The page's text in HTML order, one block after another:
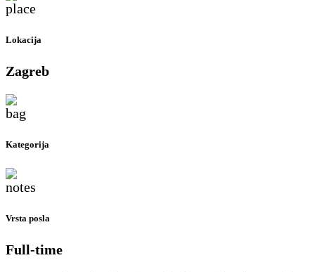
Lokacija
Zagreb
Kategorija
Vrsta posla
Full-time